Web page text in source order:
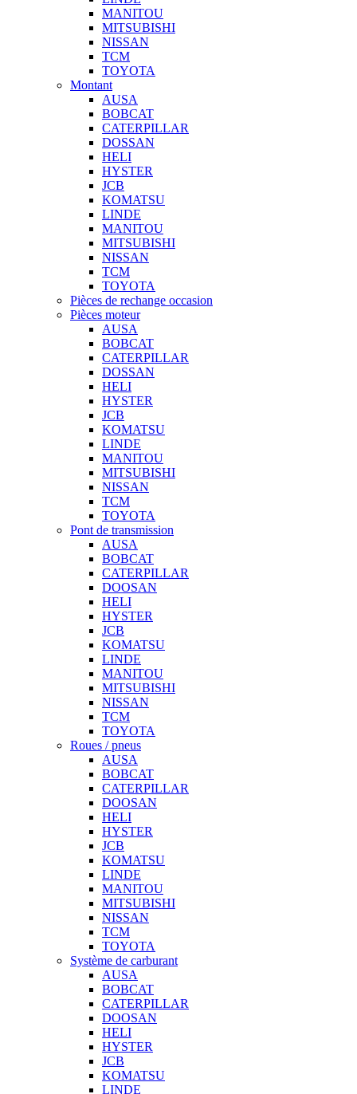
MANITOU
MITSUBISHI
NISSAN
TCM
TOYOTA
Montant
AUSA
BOBCAT
CATERPILLAR
DOSSAN
HELI
HYSTER
JCB
KOMATSU
LINDE
MANITOU
MITSUBISHI
NISSAN
TCM
TOYOTA
Pièces de rechange occasion
Pièces moteur
AUSA
BOBCAT
CATERPILLAR
DOSSAN
HELI
HYSTER
JCB
KOMATSU
LINDE
MANITOU
MITSUBISHI
NISSAN
TCM
TOYOTA
Pont de transmission
AUSA
BOBCAT
CATERPILLAR
DOOSAN
HELI
HYSTER
JCB
KOMATSU
LINDE
MANITOU
MITSUBISHI
NISSAN
TCM
TOYOTA
Roues / pneus
AUSA
BOBCAT
CATERPILLAR
DOOSAN
HELI
HYSTER
JCB
KOMATSU
LINDE
MANITOU
MITSUBISHI
NISSAN
TCM
TOYOTA
Système de carburant
AUSA
BOBCAT
CATERPILLAR
DOOSAN
HELI
HYSTER
JCB
KOMATSU
LINDE